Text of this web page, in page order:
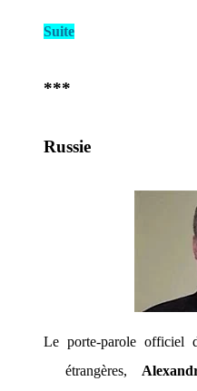
Suite
***
Russie
Le porte-parole officiel
étrangères,